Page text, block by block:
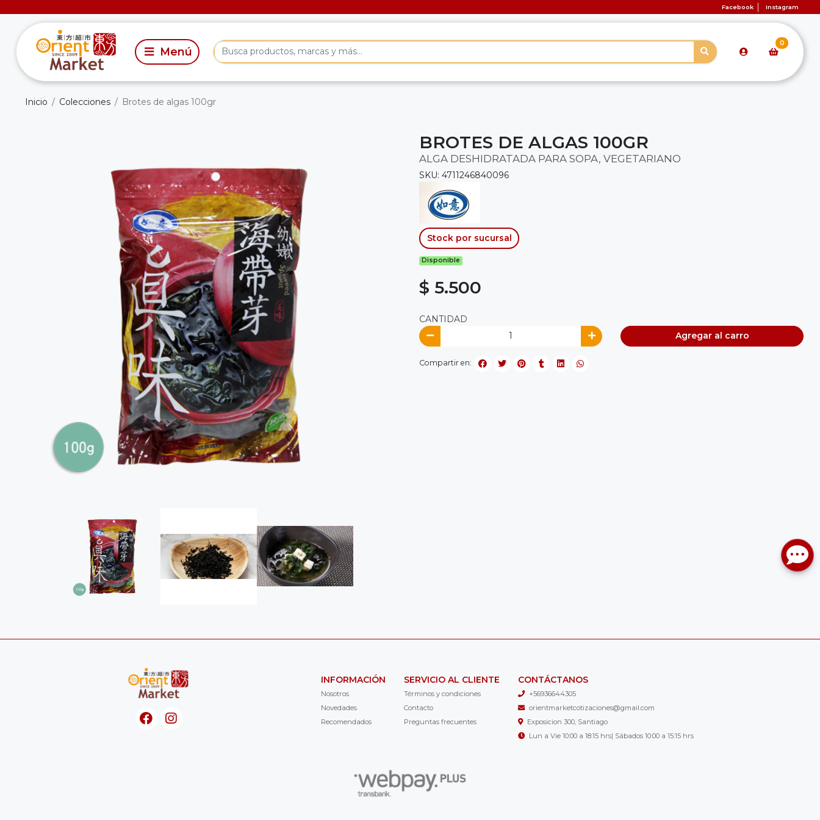
Facebook Instagram
0
Inicio Colecciones Brotes de algas 100gr
BROTES DE ALGAS 100GR
ALGA DESHIDRATADA PARA SOPA, VEGETARIANO
SKU: 4711246840096
Stock por sucursal
Disponible
$ 5.500
CANTIDAD
Agregar al carro
Compartir en:
INFORMACIÓN
Nosotros
Novedades
Recomendados
SERVICIO AL CLIENTE
Términos y condiciones
Contacto
Preguntas frecuentes
CONTÁCTANOS
+56936644305
orientmarketcotizaciones@gmail.com
Exposicion 300, Santiago
Lun a Vie 10:00 a 18:15 hrs| Sábados 10:00 a 15:15 hrs